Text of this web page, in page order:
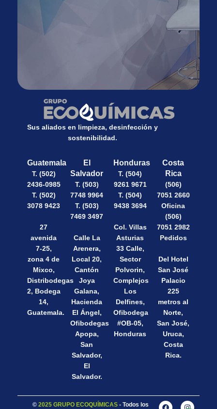
Sus aliados en limpieza, desinfección y
sostenibilidad.
Guatemala
T. (502)
2436-0985
T. (502)
3078 9423
27
avenida
7-25,
zona 4 de
Mixco,
Distribodegas
2, Bodega
14,
Guatemala.
El
Salvador
T. (503)
7748 9964
T. (503)
7469 3497
Calle La
Arenera,
Local 20,
Cantón
Joya
Galana,
Hacienda
El Ángel,
Ofibodegas
Apopa,
San
Salvador,
El
Salvador.
Honduras
T. (504)
9261 9671
T. (504)
9438 3694
Col. Villas
Asturias
33 Calle,
Sector
Polvorin,
Complejos
Los
Delfines,
Ofibodega
#OB-05,
Honduras
Costa
Rica
(506)
7051 2660
Oficina
(506)
7051 2982
Pedidos
Del Hotel
San José
Palacio
225
metros al
Norte,
San José,
Uruca,
Costa
Rica.
© 2025 GRUPO ECOQUÍMICAS- Todos los